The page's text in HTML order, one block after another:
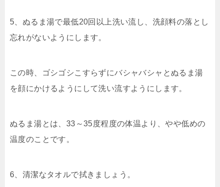
5、ぬるま湯で最低20回以上洗い流し、洗顔料の落とし
忘れがないようにします。
この時、ゴシゴシこすらずにバシャバシャとぬるま湯
を顔にかけるようにして洗い流すようにします。
ぬるま湯とは、33～35度程度の体温より、やや低めの
温度のことです。
6、清潔なタオルで拭きましょう。